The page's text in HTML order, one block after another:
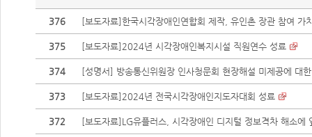
376 [보도자료]한국시각장애인연합회 제작, 유인촌 장관 참여 가
375 [보도자료]2024년 시각장애인복지시설 직원연수 성료
374 [성명서] 방송통신위원장 인사청문회 현장해설 미제공에 대
373 [보도자료]2024년 전국시각장애인지도자대회 성료
372 [보도자료]LG유플러스, 시각장애인 디지털 정보격차 해소에